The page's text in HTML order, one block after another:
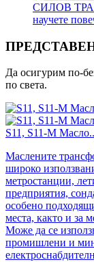
СИЛОВ
научете
Да осигурим по-
по света.
S11, S11-M
Маслените
широко
метростанции,
предприятия,
особено
места, както и за
Може да се
промишлени и